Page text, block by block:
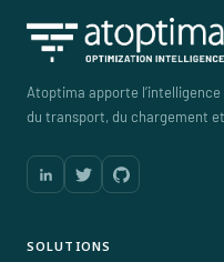
Atoptima apporte
du transport, du chargement
SOLUTIONS